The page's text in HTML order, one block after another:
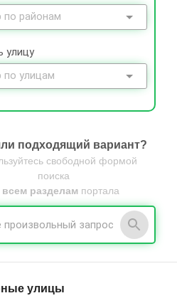
улицу
подходящий вариант?
свободной формой
поиска
всем разделам портала
улицы